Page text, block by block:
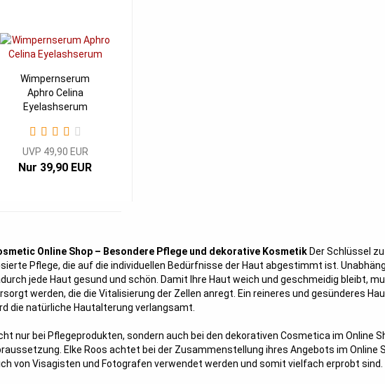
Wimpernserum
Aphro Celina
Eyelashserum
UVP 49,90 EUR
Nur 39,90 EUR
Online Shop – Besondere Pflege und dekorative Kosmetik Der Schlüssel
Pflege, die auf die individuellen Bedürfnisse der Haut abgestimmt ist.
jede Haut gesund und schön. Damit Ihre Haut weich und geschmeidig bleibt,
werden, die die Vitalisierung der Zellen anregt. Ein reineres und gesünderes
die natürliche Hautalterung verlangsamt.
nur bei Pflegeprodukten, sondern auch bei den dekorativen Cosmetica im Online
Elke Roos achtet bei der Zusammenstellung ihres Angebots im Online
von Visagisten und Fotografen verwendet werden und somit vielfach erprobt sind.